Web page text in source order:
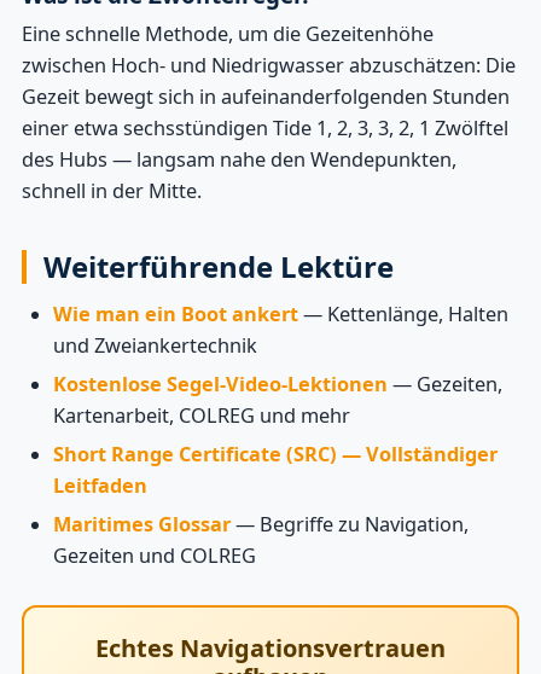
Eine schnelle Methode, um die Gezeitenhöhe
zwischen Hoch- und Niedrigwasser abzuschätzen: Die
Gezeit bewegt sich in aufeinanderfolgenden Stunden
einer etwa sechsstündigen Tide 1, 2, 3, 3, 2, 1 Zwölftel
des Hubs — langsam nahe den Wendepunkten,
schnell in der Mitte.
Weiterführende Lektüre
Wie man ein Boot ankert— Kettenlänge, Halten
und Zweiankertechnik
Kostenlose Segel-Video-Lektionen — Gezeiten,
Kartenarbeit, COLREG und mehr
Short Range Certificate (SRC) — Vollständiger
Leitfaden
Maritimes Glossar— Begriffe zu Navigation,
Gezeiten und COLREG
Echtes Navigationsvertrauen